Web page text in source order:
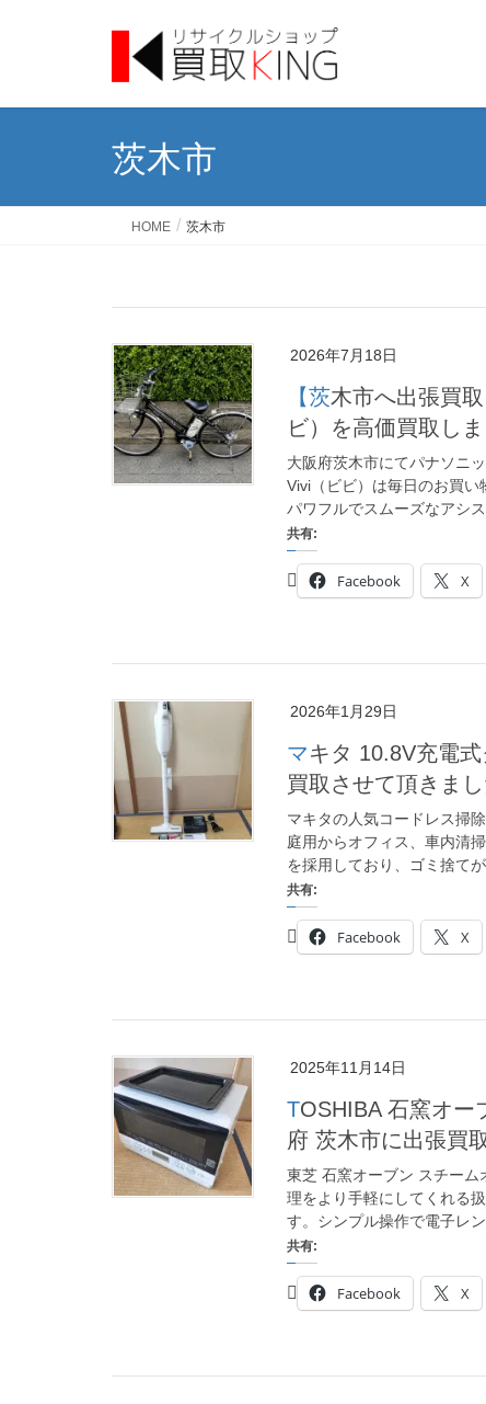
茨木市
HOME 茨木市
2026年7月18日
【茨木市へ出張買取】パナソニック 電動アシスト自転車 Vivi（ビ
ビ）を高価買取しま
大阪府茨木市にてパナソニ
Vivi（ビビ）は毎日のお買い
パワフルでスムーズなアシ
共有:
Facebook X
2026年1月29日
マキタ 10.8V充電式クリーナCL107FDSHを大阪府 茨木市に出張
買取させて頂きまし
マキタの人気コードレス掃
庭用からオフィス、車内清
を採用しており、ゴミ捨て
共有:
Facebook X
2025年11月14日
TOSHIBA 石窯オーブン スチームオーブンレンジ ER-T60を大阪
府 茨木市に出張買取
東芝 石窯オーブン スチー
理をより手軽にしてくれる
す。シンプル操作で電子レ
共有:
Facebook X